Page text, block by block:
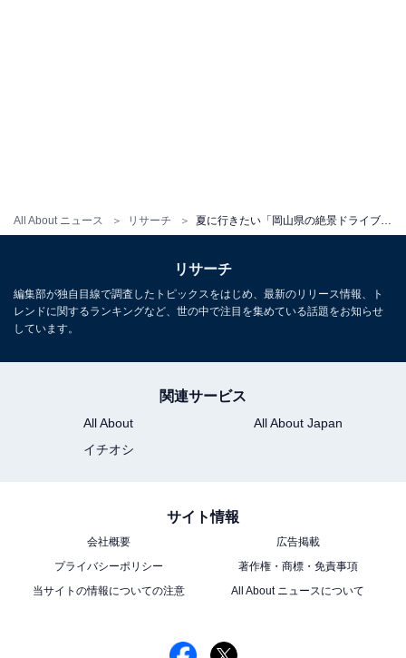
All About ニュース リサーチ
リサーチ
編集部が独自目線で調査したトピックスをはじめ、最新のリリース情報、ト
レンドに関するランキングなど、世の中で注目を集めている話題をお知らせ
しています。
関連サービス
All About
All About Japan
イチオシ
サイト情報
会社概要
広告掲載
プライバシーポリシー
著作権・商標・免責事項
当サイトの情報についての注意
All About ニュースについて